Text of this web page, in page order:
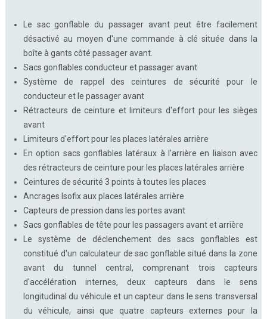
Le sac gonflable du passager avant peut être facilement
désactivé au moyen d'une commande à clé située dans la
boîte à gants côté passager avant.
Sacs gonflables conducteur et passager avant
Système de rappel des ceintures de sécurité pour le
conducteur et le passager avant
Rétracteurs de ceinture et limiteurs d'effort pour les sièges
avant
Limiteurs d'effort pour les places latérales arrière
En option sacs gonflables latéraux à l'arrière en liaison avec
des rétracteurs de ceinture pour les places latérales arrière
Ceintures de sécurité 3 points à toutes les places
Ancrages Isofix aux places latérales arrière
Capteurs de pression dans les portes avant
Sacs gonflables de tête pour les passagers avant et arrière
Le système de déclenchement des sacs gonflables est
constitué d'un calculateur de sac gonflable situé dans la zone
avant du tunnel central, comprenant trois capteurs
d'accélération internes, deux capteurs dans le sens
longitudinal du véhicule et un capteur dans le sens transversal
du véhicule, ainsi que quatre capteurs externes pour la